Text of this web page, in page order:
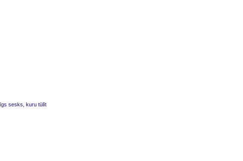
sesks, kuru tūlīt